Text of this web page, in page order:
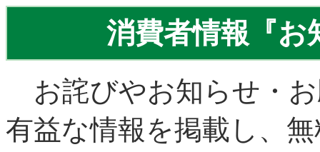
消費者情報『お
お詫びやお知らせ・
有益な情報を掲載し、